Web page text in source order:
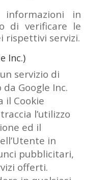
in
di verificare le
rispettivi servizi.
Inc.)
servizio di
Google Inc.
il Cookie
l’utilizzo
ed il
in
pubblicitari,
offerti.